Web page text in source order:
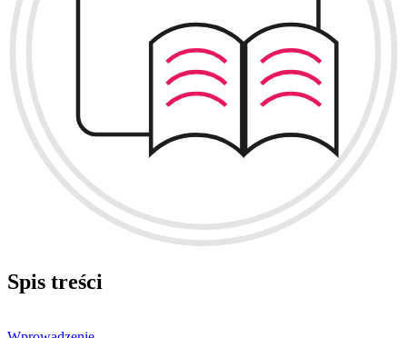
Spis treści